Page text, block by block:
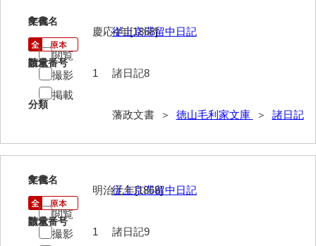
宝物帳・道具帳
御勘渡奉書
諸村小貫過不足書取
川除方御定帳
職掌録
8
文書名
従上京滞留中日記
請求番号
諸日記8
分類
藩政文書 ＞ 徳山毛利家文庫 ＞ 諸日記
年代
慶応4年[1868]
数量
1
閲覧
撮影
掲載
9
文書名
従上京滞留中日記
請求番号
諸日記9
年代
明治元年[1868]
数量
1
閲覧
撮影